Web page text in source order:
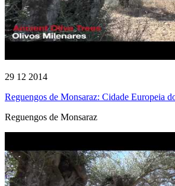
29 12 2014
Reguengos de Monsaraz: Cidade Europeia
Reguengos de Monsaraz